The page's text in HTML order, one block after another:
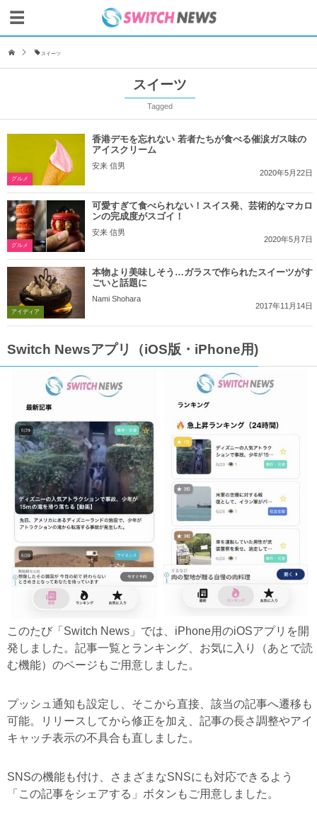
スイーツ
スイーツ
Tagged
グルメ
香港デモを忘れない 若者たちが食べる催涙ガス味の
アイスクリーム
安来 信男
2020年5月22日
グルメ
可愛すぎて食べられない！スイス発、芸術的なマカロ
ンの完成度がスゴイ！
安来 信男
2020年5月7日
アイディア
本物より美味しそう…ガラスで作られたスイーツがす
ごいと話題に
Nami Shohara
2017年11月14日
Switch Newsアプリ（iOS版・iPhone用)
このたび「Switch News」では、iPhone用のiOSアプリを開
発しました。記事一覧とランキング、お気に入り（あとで読
む機能）のページもご用意しました。
プッシュ通知も設定し、そこから直接、該当の記事へ遷移も
可能。リリースしてから修正を加え、記事の長さ調整やアイ
キャッチ表示の不具合も直しました。
SNSの機能も付け、さまざまなSNSにも対応できるよう
「この記事をシェアする」ボタンもご用意しました。